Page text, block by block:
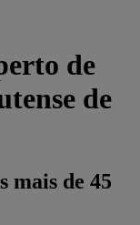
de
de
mais de 45